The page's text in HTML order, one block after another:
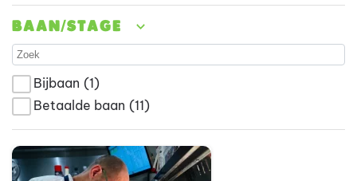
Baan/stage
Bijbaan (1)
Betaalde baan (11)